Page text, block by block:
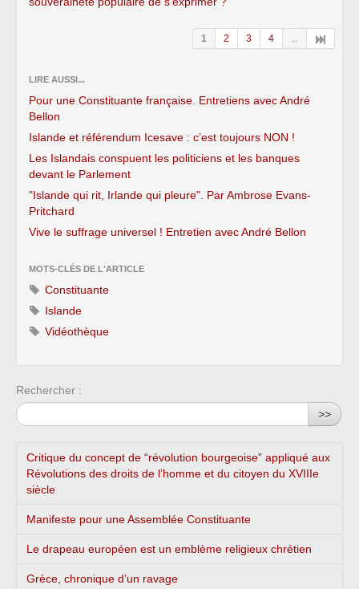
1 2 3 4 ...
LIRE AUSSI...
Pour une Constituante française. Entretiens avec André
Bellon
Islande et référendum Icesave : c’est toujours NON !
Les Islandais conspuent les politiciens et les banques
devant le Parlement
"Islande qui rit, Irlande qui pleure". Par Ambrose Evans-
Pritchard
Vive le suffrage universel ! Entretien avec André Bellon
MOTS-CLÉS DE L'ARTICLE
Constituante
Islande
Vidéothèque
Rechercher :
>>
Critique du concept de “révolution bourgeoise” appliqué aux
Révolutions des droits de l’homme et du citoyen du XVIIIe
siècle
Manifeste pour une Assemblée Constituante
Le drapeau européen est un emblème religieux chrétien
Grèce, chronique d’un ravage